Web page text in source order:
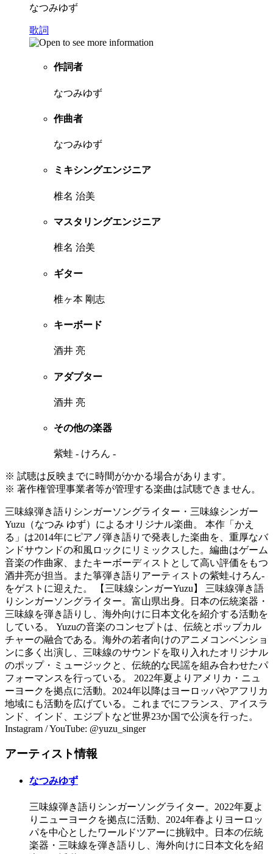
なつみゆず
歌詞
作詞者
なつみゆず
作曲者
なつみゆず
ミキシングエンジニア
椎名 治美
マスタリングエンジニア
椎名 治美
ギター
椎ヶ本 剛志
キーボード
酒井 亮
アダプター
酒井 亮
その他の楽器
紫蛙 - けろん -
※ 試聴は反映までに時間がかかる場合があります。
※ 著作権管理事業者等が管理する楽曲は試聴できません。
三味線弾き語りシンガーソングライター・三味線シンガー
Yuzu（なつみ ゆず）によるオリジナル楽曲。 本作「かえ
る」は2014年にピアノ弾き語りで発表した楽曲を、重厚なバ
ンドサウンドの和風ロックにリミックスした。編曲はゲーム
音楽の作曲家、またキーボーディストとして高い評価をもつ
酒井亮が担当。また箏弾き語りアーティストの紫蛙-けろん-
をゲストに迎えた。 【三味線シンガーYuzu】 三味線弾き語
りシンガーソングライター。富山県出身。日本の伝統楽器・
三味線を弾き語りし、海外向けに日本文化を紹介する活動を
している。 Yuzuの音楽のコンセプトは、伝統とポップカル
チャーの融合である。海外の若者向けのアニメコンベンショ
ンに多く出演し、三味線のサウンドを取り入れたオリジナル
のポップ・ミュージックと、伝統的な民謡を組み合わせたパ
フォーマンスを行っている。 2022年夏よりアメリカ・ニュ
ーヨークを拠点に活動。2024年以降はヨーロッパやアフリカ
地域にも活動を広げている。これまでにフランス、アイスラ
ンド、インド、エジプトなど世界23か国で公演を行った。
Instagram / YouTube: @yuzu_singer
アーティスト情報
なつみゆず
三味線弾き語りシンガーソングライター。2022年夏よ
りニューヨークを拠点に活動、2024年春よりヨーロッ
パを中心としたワールドツアーに挑戦中。日本の伝統
楽器・三味線を弾き語りし、海外向けに日本文化を紹